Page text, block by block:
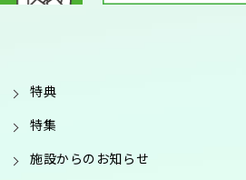
特典
特集
施設からのお知らせ